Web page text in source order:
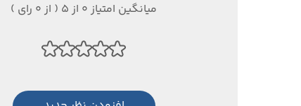
میانگین امتیاز 0 از 5 ( از 0 رای )